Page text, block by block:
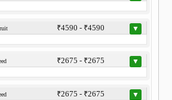
₹4590 - ₹4590 ▼
₹2675 - ₹2675 ▼
₹2675 - ₹2675 ▼